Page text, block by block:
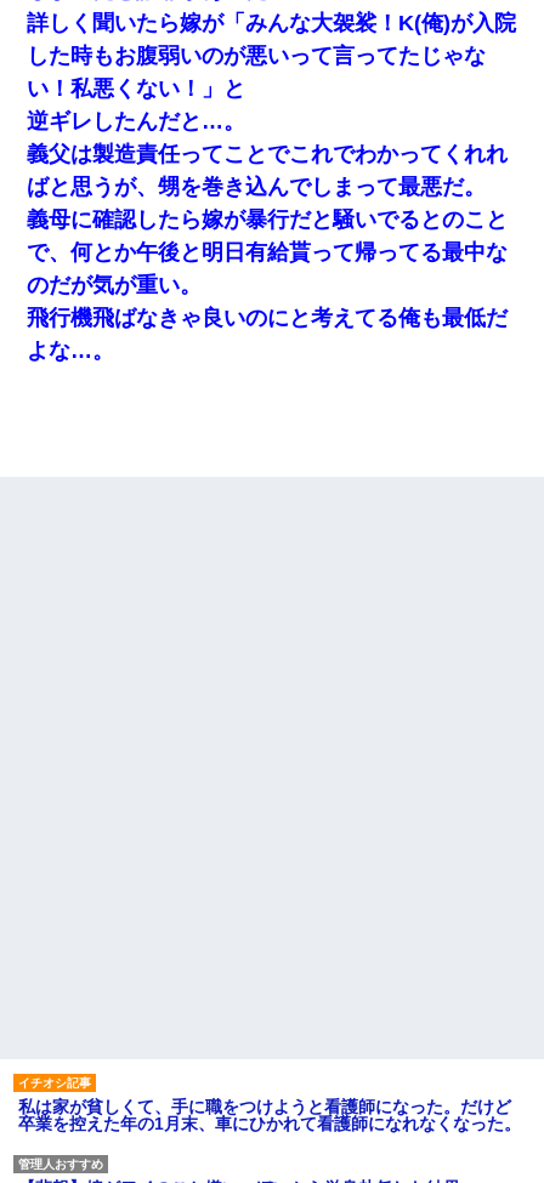
詳しく聞いたら嫁が「みんな大袈裟！K(俺)が入院
した時もお腹弱いのが悪いって言ってたじゃな
い！私悪くない！」と
逆ギレしたんだと…。
義父は製造責任ってことでこれでわかってくれれ
ばと思うが、甥を巻き込んでしまって最悪だ。
義母に確認したら嫁が暴行だと騒いでるとのこと
で、何とか午後と明日有給貰って帰ってる最中な
のだが気が重い。
飛行機飛ばなきゃ良いのにと考えてる俺も最低だ
よな…。
私は家が貧しくて、手に職をつけようと看護師になった。だけど
卒業を控えた年の1月末、車にひかれて看護師になれなくなった。